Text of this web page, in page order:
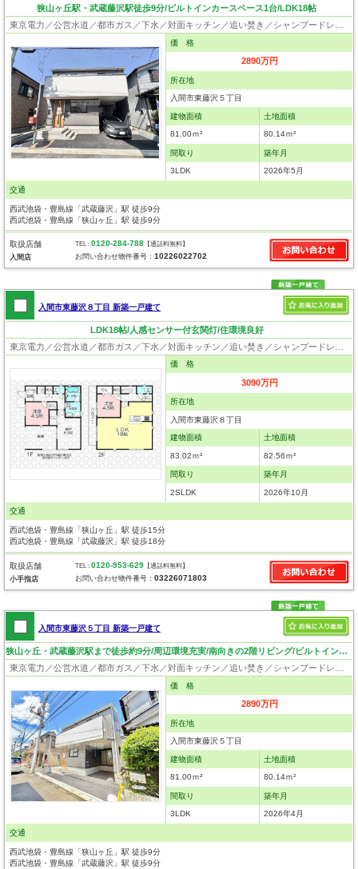
狭山ヶ丘駅・武蔵藤沢駅徒歩9分/ビルトインカースペース1台/LDK18帖
価 格
2890万円
所在地
入間市東藤沢５丁目
建物面積
81.00ｍ²
土地面積
80.14ｍ²
間取り
3LDK
築年月
2026年5月
交通
西武池袋・豊島線「武蔵藤沢」駅 徒歩9分
西武池袋・豊島線「狭山ヶ丘」駅 徒歩9分
取扱店舗
入間店
TEL :0120-284-788 【通話料無料】
お問い合わせ物件番号：10226022702
入間市東藤沢８丁目 新築一戸建て
LDK18帖/人感センサー付玄関灯/住環境良好
価 格
3090万円
所在地
入間市東藤沢８丁目
建物面積
83.02ｍ²
土地面積
82.56ｍ²
間取り
2SLDK
築年月
2026年10月
交通
西武池袋・豊島線「狭山ヶ丘」駅 徒歩15分
西武池袋・豊島線「武蔵藤沢」駅 徒歩18分
取扱店舗
小手指店
TEL :0120-953-629 【通話料無料】
お問い合わせ物件番号：03226071803
入間市東藤沢５丁目 新築一戸建て
狭山ヶ丘・武蔵藤沢駅まで徒歩約9分/周辺環境充実/南向きの2階リビング/ビルトインカースペース
価 格
2890万円
所在地
入間市東藤沢５丁目
建物面積
81.00ｍ²
土地面積
80.14ｍ²
間取り
3LDK
築年月
2026年4月
交通
西武池袋・豊島線「狭山ヶ丘」駅 徒歩9分
西武池袋・豊島線「武蔵藤沢」駅 徒歩9分